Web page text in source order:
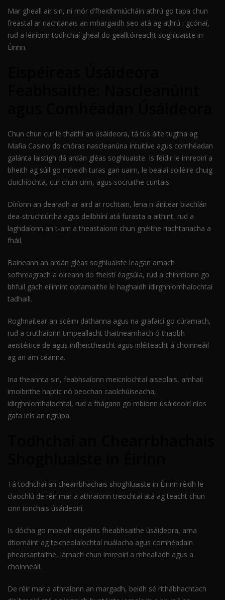
Mar gheall air sin, ní mór d’fheidhmiúcháin athrú go tapa chun
freastal ar riachtanais an mhargaidh seo atá ag athrú i gcónaí,
rud a léiríonn todhchaí gheal do gealltóireacht soghluaiste in
Éirinn.
Chun chun cur le thaithí an úsáideora, tá tús áite tugtha ag
Mafia Casino do chóras nascleanúna intuitive agus comhéadan
galánta laistigh dá ardán gléas soghluaiste. Is féidir le imreoirí a
bheith ag súil go mbeidh turas gan uaim, le bealaí soiléire chuig
cluichíochta, cur chun cinn, agus socruithe cuntais.
Díríonn an dearadh ar aird ar rochtain, lena n-áirítear biachláir
dea-struchtúrtha agus deilbhíní atá furasta a aithint, rud a
laghdaíonn an t-am a theastaíonn chun gnéithe riachtanacha a
fháil.
Baineann an ardán gléas soghluaiste leagan amach
sofhreagrach a oireann do fheistí éagsúla, rud a chinntíonn go
bhfuil gach eilimint optamaithe le haghaidh idirghníomhaíochtaí
tadhaill.
Roghnaítear an scéim dathanna agus na grafaicí go cúramach,
rud a cruthaíonn timpeallacht thaitneamhach ó thaobh
aeistéitice de agus infheictheacht agus inléiteacht á choinneáil
ag an am céanna.
Ina theannta sin, feabhsaíonn meicníochtaí aiseolais, amhail
imoibrithe haptic nó beochan caolchúiseacha,
idirghníomhaíochtaí, rud a fhágann go mbíonn úsáideoirí níos
gafa leis an ngrúpa.
Tá todhchaí an chearrbhachais shoghluaiste in Éirinn réidh le
claochlú de réir mar a athraíonn treochtaí atá ag teacht chun
cinn ionchais úsáideoirí.
Is dócha go mbeidh eispéiris fheabhsaithe úsáideora, arna
dtiomáint ag teicneolaíochtaí nuálacha agus comhéadain
phearsantaithe, lárnach chun imreoirí a mhealladh agus a
choinneáil.
De réir mar a athraíonn an margadh, beidh sé ríthábhachtach